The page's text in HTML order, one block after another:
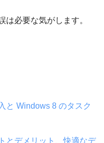
は必要な気がします。
と Windows 8 のタスク
とデメリット、快適なデ